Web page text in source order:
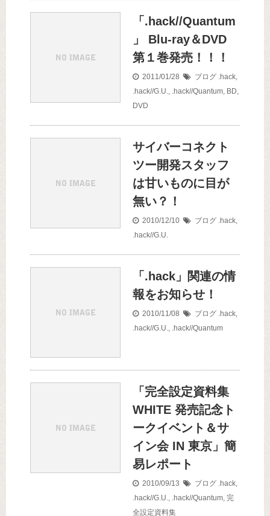
「.hack//Quantum
」 Blu-ray＆DVD
第１巻発売！！！
2011/01/28 ブログ .hack,
.hack//G.U., .hack//Quantum, BD,
DVD
サイバーコネクト
ツー開発スタッフ
は甘いものに目が
無い？！
2010/12/10 ブログ .hack,
.hack//G.U.
「.hack」関連の情
報をお知らせ！
2010/11/08 ブログ .hack,
.hack//G.U., .hack//Quantum
「完全設定資料集
WHITE 発売記念ト
ークイベント＆サ
イン会 IN 東京」簡
易レポート
2010/09/13 ブログ .hack,
.hack//G.U., .hack//Quantum, 完
全設定資料集